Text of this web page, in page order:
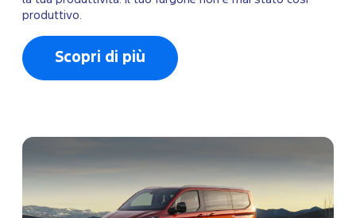
produttivo.
Scopri di più